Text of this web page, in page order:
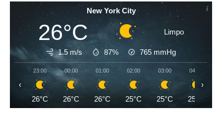
New York City
26°C Limpo
1.5 m/s 87% 765 mmHg
23:00
26°C
00:00
26°C
01:00
26°C
02:00
25°C
03:00
25°C
04:00
25°C
‹ ›